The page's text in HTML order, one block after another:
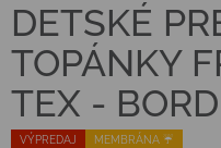
VÝPREDAJ MEMBRÁNA ☔️
DETSKÉ
TOPÁNKY
TEX -